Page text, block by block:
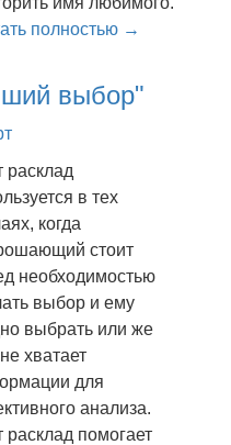
полностью →
выбор"
расклад
в тех
когда
стоит
необходимостью
выбор и ему
выбрать или же
хватает
для
анализа.
расклад помогает